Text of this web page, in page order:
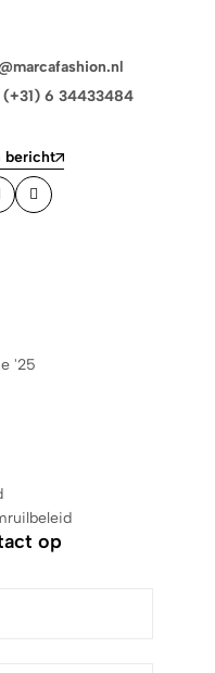
(+31) 6 34433484
bericht
'25
op